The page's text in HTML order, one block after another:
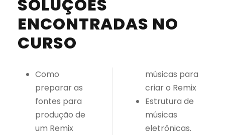
SOLUÇÕES
ENCONTRADAS NO
CURSO
Como
preparar as
fontes para
produção de
um Remix
músicas para
criar o Remix
Estrutura de
músicas
eletrônicas.